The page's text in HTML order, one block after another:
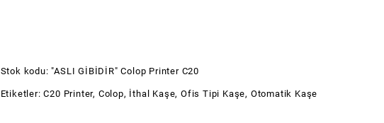
Stok kodu:"ASLI GİBİDİR" Colop Printer C20
Etiketler:C20 Printer, Colop, İthal Kaşe, Ofis Tipi Kaşe, Otomatik Kaşe